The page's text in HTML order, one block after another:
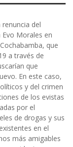
del
Morales en
que
a través de
que
En este caso,
y del crimen
de los evistas
por el
de drogas y sus
en el
más amigables